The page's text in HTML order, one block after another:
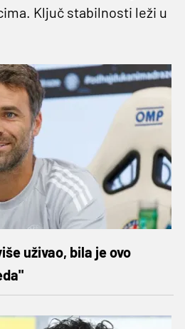
Ključ stabilnosti leži u
uživao, bila je ovo